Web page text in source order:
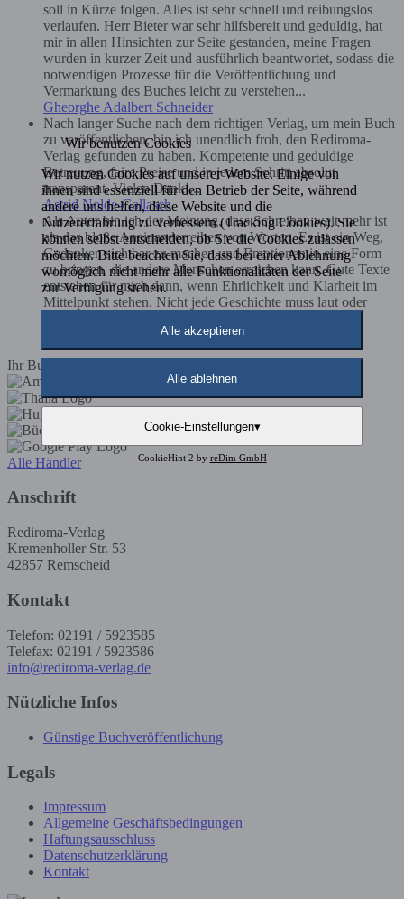
soll in Kürze folgen. Alles ist sehr schnell und reibungslos
verlaufen. Herr Bieter war sehr hilfsbereit und geduldig, hat
mir in allen Hinsichten zur Seite gestanden, meine Fragen
wurden in kurzer Zeit und ausführlich beantwortet, sodass die
notwendigen Prozesse für die Veröffentlichung und
Vermarktung des Buches leicht zu verstehen...
Gheorghe Adalbert Schneider
Nach langer Suche nach dem richtigen Verlag, um mein Buch
zu veröffentlichen, bin ich unendlich froh, den Rediroma-
Verlag gefunden zu haben. Kompetente und geduldige
Betreuung, faire Preise und in jedem Schritt absolut
transparent. Vielen Dank!...
Astrid Nolde-Gallasch
Als Autor bin ich der Meinung, dass Schreiben weit mehr ist
als das bloße Aneinanderreihen von Worten. Es ist ein Weg,
Gedanken sichtbar zu machen und Emotionen in eine Form
zu bringen, die andere Menschen erreichen kann. Gute Texte
entstehen für mich dann, wenn Ehrlichkeit und Klarheit im
Mittelpunkt stehen. Nicht jede Geschichte muss laut oder
Ihr Buch im Buchhandel
Alle Händler
Anschrift
Rediroma-Verlag
Kremenholler Str. 53
42857 Remscheid
Kontakt
Telefon: 02191 / 5923585
Telefax: 02191 / 5923586
info@rediroma-verlag.de
Nützliche Infos
Günstige Buchveröffentlichung
Legals
Impressum
Allgemeine Geschäftsbedingungen
Haftungsausschluss
Datenschutzerklärung
Kontakt
Wir benutzen Cookies
Wir nutzen Cookies auf unserer Website. Einige von
ihnen sind essenziell für den Betrieb der Seite, während
andere uns helfen, diese Website und die
Nutzererfahrung zu verbessern (Tracking Cookies). Sie
können selbst entscheiden, ob Sie die Cookies zulassen
möchten. Bitte beachten Sie, dass bei einer Ablehnung
womöglich nicht mehr alle Funktionalitäten der Seite
zur Verfügung stehen.
Alle akzeptieren
Alle ablehnen
Cookie-Einstellungen▾
CookieHint 2 by reDim GmbH